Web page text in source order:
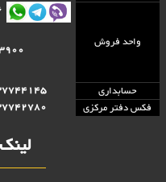
واحد فروش
حسابداری
- (071)
فکس دفتر مرکزی
- (071)